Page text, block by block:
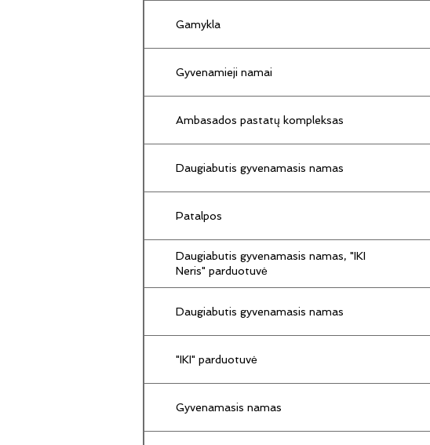
Gamykla
Gyvenamieji namai
Ambasados pastatų kompleksas
Daugiabutis gyvenamasis namas
Patalpos
Daugiabutis gyvenamasis namas, "IKI
Neris" parduotuvė
Daugiabutis gyvenamasis namas
"IKI" parduotuvė
Gyvenamasis namas